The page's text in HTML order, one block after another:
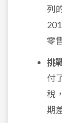
列
零
挑
付
稅
期